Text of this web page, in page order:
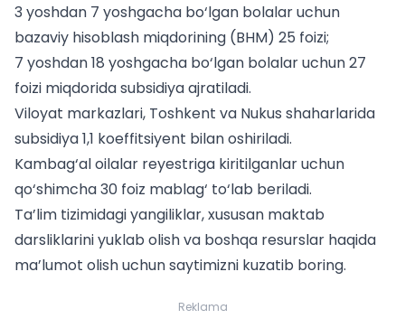
3 yoshdan 7 yoshgacha bo‘lgan bolalar uchun
bazaviy hisoblash miqdorining (BHM) 25 foizi;
7 yoshdan 18 yoshgacha bo‘lgan bolalar uchun 27
foizi miqdorida subsidiya ajratiladi.
Viloyat markazlari, Toshkent va Nukus shaharlarida
subsidiya 1,1 koeffitsiyent bilan oshiriladi.
Kambag‘al oilalar reyestriga kiritilganlar uchun
qo‘shimcha 30 foiz mablag‘ to‘lab beriladi.
Ta’lim tizimidagi yangiliklar, xususan maktab
darsliklarini yuklab olishva boshqa resurslar haqida
ma’lumot olish uchun saytimizni kuzatib boring.
Reklama